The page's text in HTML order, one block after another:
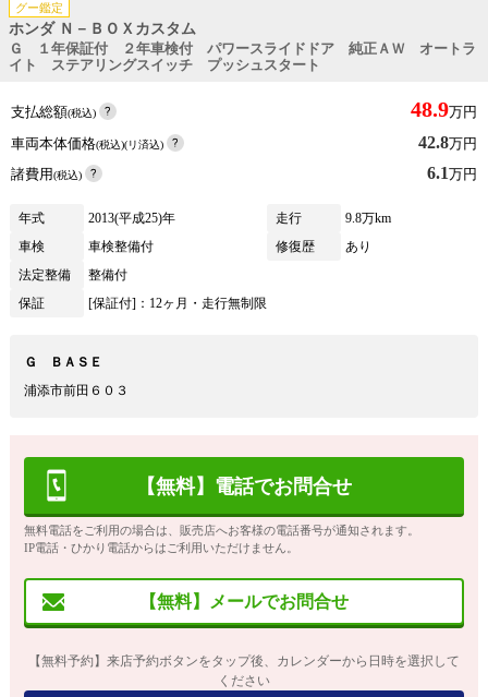
グー鑑定
ホンダ Ｎ－ＢＯＸカスタム
Ｇ １年保証付 ２年車検付 パワースライドドア 純正ＡＷ オートラ
イト ステアリングスイッチ プッシュスタート
支払総額(税込) 48.9万円
車両本体価格(税込)(リ済込) 42.8万円
諸費用(税込) 6.1万円
年式 2013(平成25)年 走行
9.8万km
車検
車検整備付 修復歴
あり
法定整備
整備付
保証
[保証付]：12ヶ月・走行無制限
Ｇ ＢＡＳＥ
浦添市前田６０３
【無料】電話でお問合せ
無料電話をご利用の場合は、販売店へお客様の電話番号が通知されます。
IP電話・ひかり電話からはご利用いただけません。
【無料】メールでお問合せ
【無料予約】来店予約ボタンをタップ後、カレンダーから日時を選択して
ください